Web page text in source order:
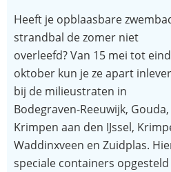
Heeft je opblaasbare
strandbal de zomer niet
overleefd? Van 15 mei tot eind
oktober kun je ze apart
bij de milieustraten in
Bodegraven-Reeuwijk, Gouda,
Krimpen aan den IJssel,
Waddinxveen en Zuidplas.
speciale containers